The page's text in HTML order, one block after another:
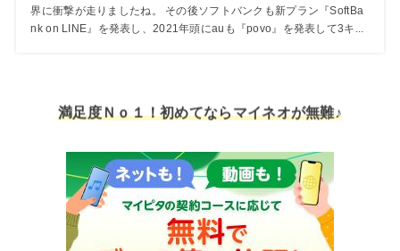
界に衝撃が走りましたね。 その後ソフトバンクも新プラン『SoftBa
nk on LINE』を発表し、2021年頭にauも『povo』を発表して3キ...
満足度Ｎｏ１！初めてならマイネオが無難♪